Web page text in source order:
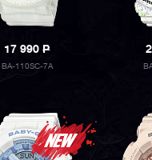
17 990P
BA-110SC-7A